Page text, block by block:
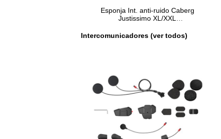
Esponja Int. anti-ruido Caberg
Justissimo XL/XXL
Intercomunicadores (ver todos)